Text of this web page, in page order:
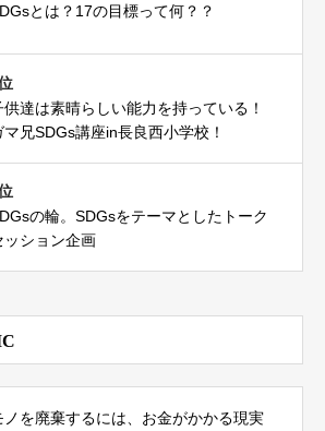
とは？17の目標って何？？
供達は素晴らしい能力を持っている！
マ兄SDGs講座in長良西小学校！
の輪。SDGsをテーマとしたトーク
ッション企画
ノを廃棄するには、お金がかかる現実